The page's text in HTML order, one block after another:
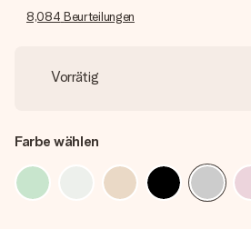
8,084 Beurteilungen
Vorrätig
Farbe wählen